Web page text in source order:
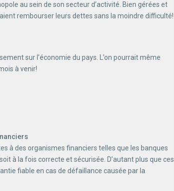
au sein de son secteur d’activité. Bien gérées et
rembourser leurs dettes sans la moindre difficulté!
sur l’économie du pays. L’on pourrait même
à venir!
à des organismes financiers telles que les banques
à la fois correcte et sécurisée. D’autant plus que ces
fiable en cas de défaillance causée par la